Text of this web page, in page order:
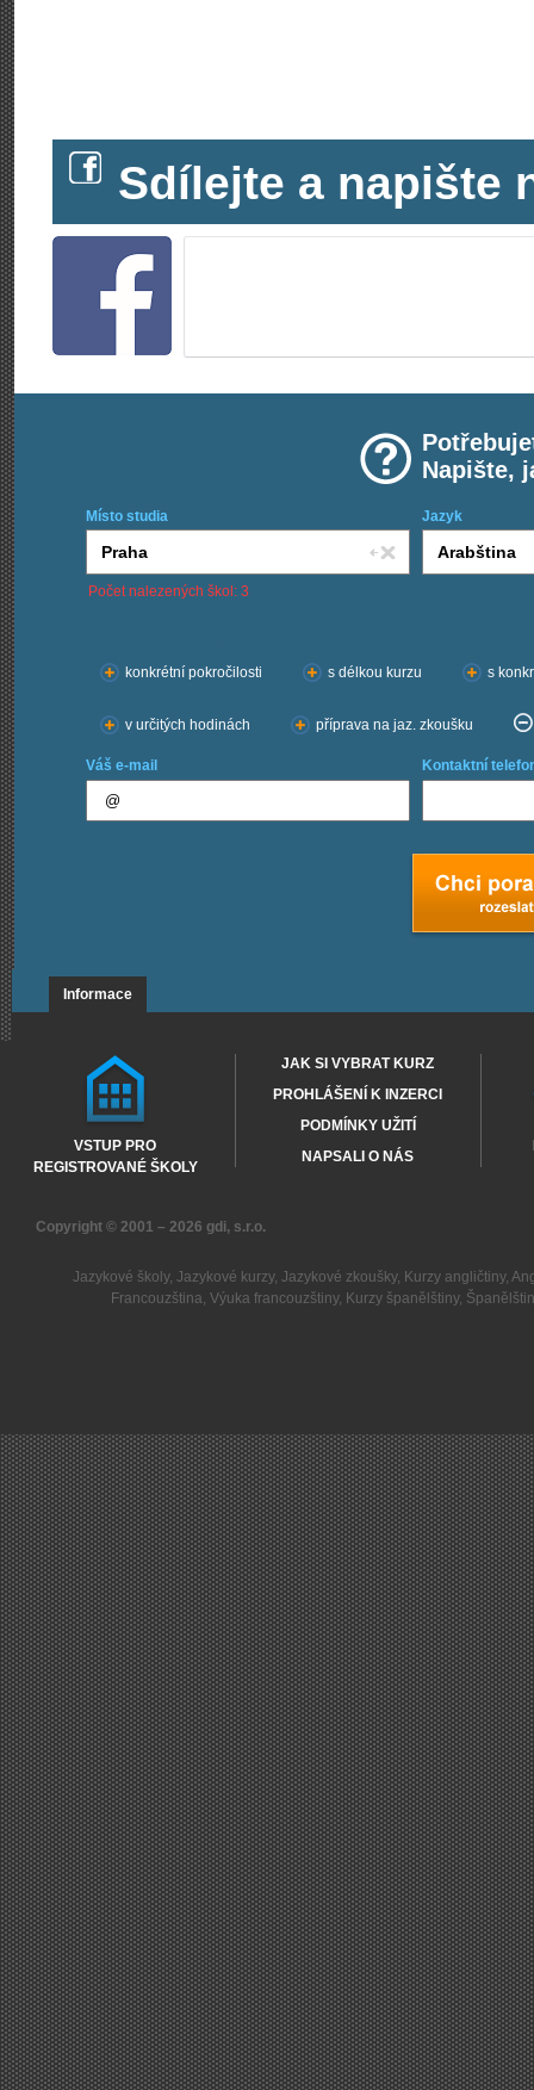
Sdílejte a napište
Napište,
Místo studia Jazyk
Počet nalezených škol: 3
konkrétní pokročilosti
s délkou kurzu s
v určitých hodinách příprava na jaz. zkoušku
Váš e-mail Kontaktní
Informace
VSTUP PRO
REGISTROVANÉ ŠKOLY
JAK SI VYBRAT KURZ
PROHLÁŠENÍ K INZERCI
PODMÍNKY UŽITÍ
NAPSALI O NÁS
Copyright © 2001 – 2026 gdi, s.r.o.
Jazykové školy, Jazykové kurzy, Jazykové zkoušky, Kurzy angličtiny,
Francouzština,Výuka francouzštiny, Kurzy španělštiny,